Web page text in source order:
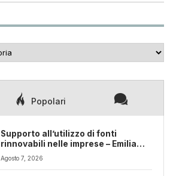
era:
è:
Popolari
Supporto all’utilizzo di fonti
rinnovabili nelle imprese – Emilia
Romagna
Agosto 7, 2026